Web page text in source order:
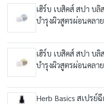
เฮิร์บ เบสิคส์ สปา บ
บำรุงผิวสูตรผ่อนคลา
เฮิร์บ เบสิคส์ สปา บ
บำรุงผิวสูตรผ่อนคลา
Herb Basics สเปร